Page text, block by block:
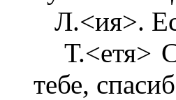
Л.<ия>.
Т.<етя>
тебе,